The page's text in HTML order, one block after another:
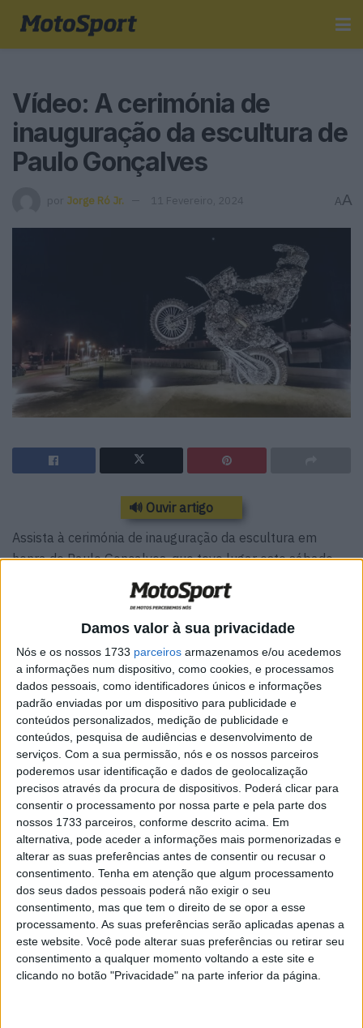
Damos valor à sua privacidade
Nós e os nossos 1733 parceiros armazenamos e/ou acedemos
a informações num dispositivo, como cookies, e processamos
dados pessoais, como identificadores únicos e informações
padrão enviadas por um dispositivo para publicidade e
conteúdos personalizados, medição de publicidade e
conteúdos, pesquisa de audiências e desenvolvimento de
serviços. Com a sua permissão, nós e os nossos parceiros
poderemos usar identificação e dados de geolocalização
precisos através da procura de dispositivos. Poderá clicar para
consentir o processamento por nossa parte e pela parte dos
nossos 1733 parceiros, conforme descrito acima. Em
alternativa, pode aceder a informações mais pormenorizadas e
alterar as suas preferências antes de consentir ou recusar o
consentimento. Tenha em atenção que algum processamento
dos seus dados pessoais poderá não exigir o seu
consentimento, mas que tem o direito de se opor a esse
processamento. As suas preferências serão aplicadas apenas a
este website. Você pode alterar suas preferências ou retirar seu
consentimento a qualquer momento voltando a este site e
clicando no botão "Privacidade" na parte inferior da página.
Vídeo: A cerimónia de
inauguração da escultura de
Paulo Gonçalves
por Jorge Ró Jr. 11 Fevereiro, 2024 AA
🔊 Ouvir artigo
Assista à cerimónia de inauguração da escultura em
honra de Paulo Gonçalves, que teve lugar este sábado
https://www.youtube.com/live/Eel
m3uLBMNE?
si=MFJGcAR8nq6NbNoU